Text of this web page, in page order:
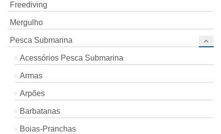
Freediving
Mergulho
Pesca Submarina
Acessórios Pesca Submarina
Armas
Arpões
Barbatanas
Boias-Pranchas